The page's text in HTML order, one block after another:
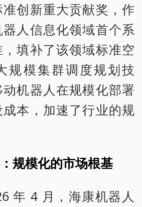
创新重大贡献奖，作
人信息化领域首个系
填补了该领域标准空
规模集群调度规划技
机器人在规模化部署
本，加速了行业的规
规模化的市场根基
年 4 月，海康机器人